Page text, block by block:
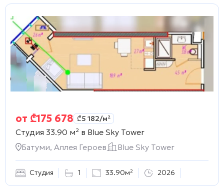
от ₾175 678 ₾5 182/м²
Студия 33.90 м² в Blue Sky Tower
Батуми, Аллея Героев
Blue Sky Tower
Студия 1 33.90м² 2026